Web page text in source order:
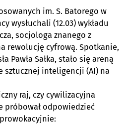
im. S. Batorego w
wysłuchali (12.03) wykładu
socjologa znanego z
rewolucję cyfrową. Spotkanie,
Pawła Sałka, stało się areną
sztucznej inteligencji (AI) na
raj, czy cywilizacyjna
próbował odpowiedzieć
prowokacyjnie: